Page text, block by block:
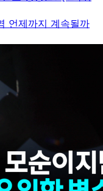
언제까지 계속될까